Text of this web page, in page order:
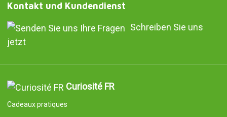
Kontakt und Kundendienst
Schreiben Sie uns
jetzt
Curiosité FR
Cadeaux pratiques